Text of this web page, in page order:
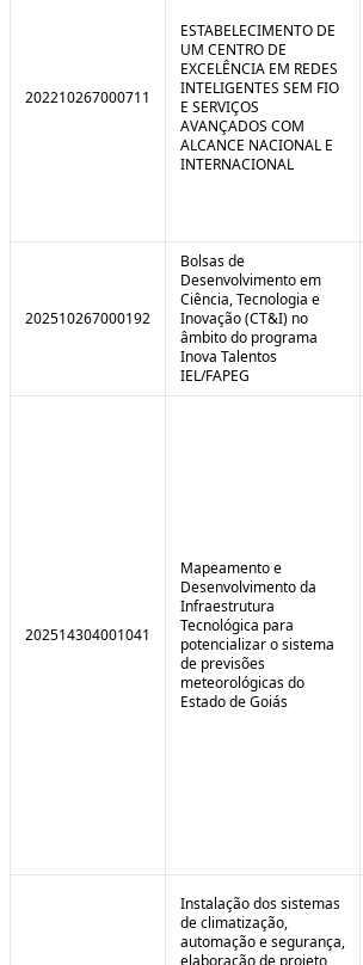
202210267000711
ESTABELECIMENTO DE
UM CENTRO DE
EXCELÊNCIA EM REDES
INTELIGENTES SEM FIO
E SERVIÇOS
AVANÇADOS COM
ALCANCE NACIONAL E
INTERNACIONAL
202510267000192
Bolsas de
Desenvolvimento em
Ciência, Tecnologia e
Inovação (CT&I) no
âmbito do programa
Inova Talentos
IEL/FAPEG
202514304001041
Mapeamento e
Desenvolvimento da
Infraestrutura
Tecnológica para
potencializar o sistema
de previsões
meteorológicas do
Estado de Goiás
Instalação dos sistemas
de climatização,
automação e segurança,
elaboração de projeto